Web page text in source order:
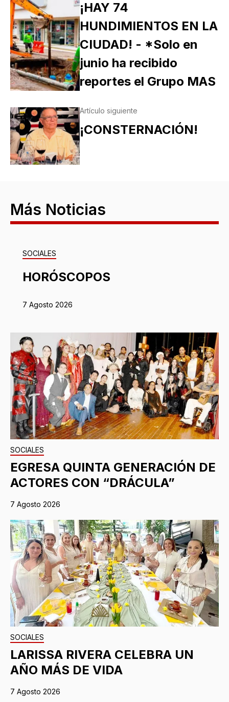
¡HAY 74
HUNDIMIENTOS EN LA
CIUDAD! - *Solo en
junio ha recibido
reportes el Grupo MAS
Artículo siguiente
¡CONSTERNACIÓN!
Más Noticias
SOCIALES
HORÓSCOPOS
7 Agosto 2026
SOCIALES
EGRESA QUINTA GENERACIÓN DE
ACTORES CON “DRÁCULA”
7 Agosto 2026
SOCIALES
LARISSA RIVERA CELEBRA UN
AÑO MÁS DE VIDA
7 Agosto 2026